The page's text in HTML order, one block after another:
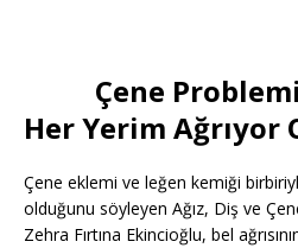
Çene
Her Yerim Ağrıyor
Çene eklemi ve leğen kemiği
olduğunu söyleyen Ağız, Diş ve
Zehra Fırtına Ekincioğlu, bel